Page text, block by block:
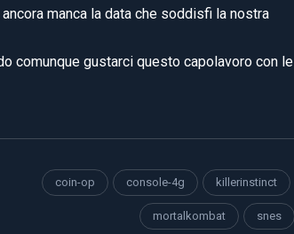
manca la data che soddisfi la nostra
comunque gustarci questo capolavoro con le
coin-op console-4g killerinstinct
mortalkombat snes